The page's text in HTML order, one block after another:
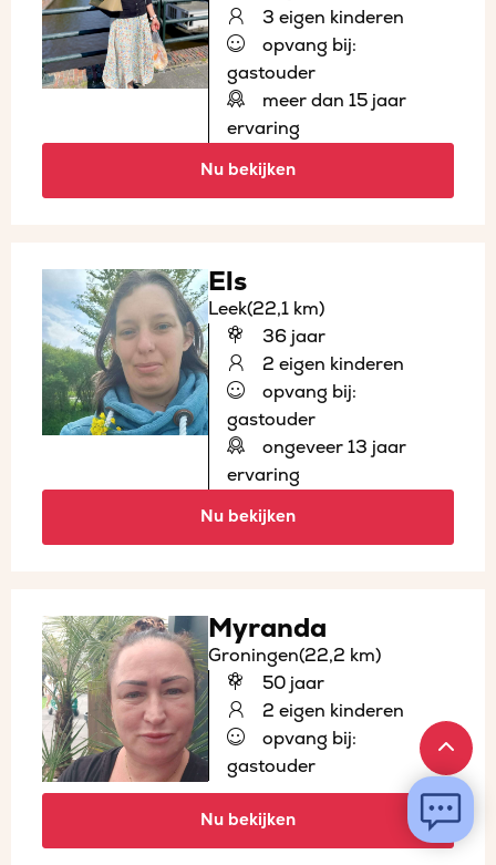
3 eigen kinderen
opvang bij:
gastouder
meer dan 15 jaar
ervaring
Nu bekijken
Els
Leek(22,1 km)
36 jaar
2 eigen kinderen
opvang bij:
gastouder
ongeveer 13 jaar
ervaring
Nu bekijken
Myranda
Groningen(22,2 km)
50 jaar
2 eigen kinderen
opvang bij:
gastouder
Nu bekijken